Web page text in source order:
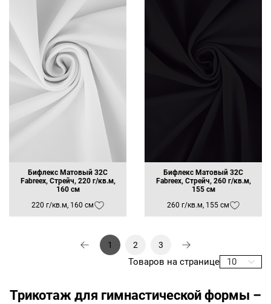
Бифлекс Матовый 32C
Fabreex, Стрейч, 220 г/кв.м,
160 см
220 г/кв.м, 160 см
Бифлекс Матовый 32C
Fabreex, Стрейч, 260 г/кв.м,
155 см
260 г/кв.м, 155 см
1 2 3
Товаров на странице 10
Трикотаж для гимнастической формы –
ФИО
Ваше имя
Телефон
Ваш телефон